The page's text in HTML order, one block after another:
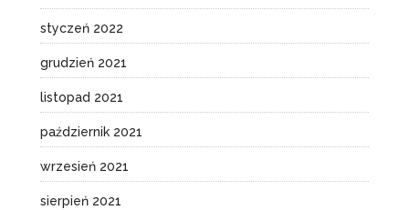
styczeń 2022
grudzień 2021
listopad 2021
październik 2021
wrzesień 2021
sierpień 2021